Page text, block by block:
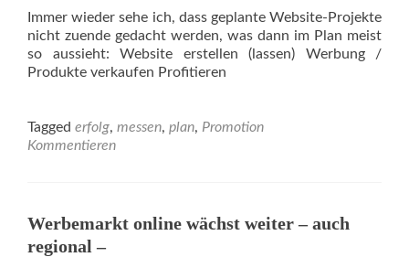
Immer wieder sehe ich, dass geplante Website-Projekte
nicht zuende gedacht werden, was dann im Plan meist
so aussieht: Website erstellen (lassen) Werbung /
Produkte verkaufen Profitieren
Tagged erfolg, messen, plan, Promotion
Kommentieren
Werbemarkt online wächst weiter – auch
regional –